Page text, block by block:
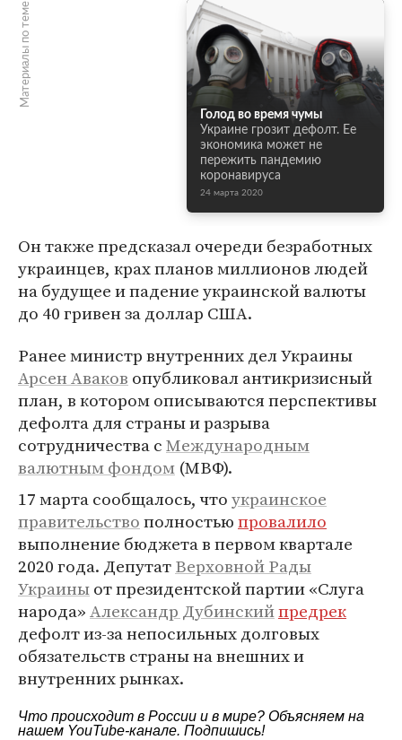
Материалы по теме
Голод во время чумы
Украине грозит дефолт. Ее
экономика может не
пережить пандемию
коронавируса
24 марта 2020
Он также предсказал очереди безработных
украинцев, крах планов миллионов людей
на будущее и падение украинской валюты
до 40 гривен за доллар США.
Ранее министр внутренних дел Украины
Арсен Аваков опубликовал антикризисный
план, в котором описываются перспективы
дефолта для страны и разрыва
сотрудничества сМеждународным
валютным фондом (МВФ).
17 марта сообщалось, чтоукраинское
правительствополностьюпровалило
выполнение бюджета в первом квартале
2020 года. ДепутатВерховной Рады
Украиныот президентской партии «Слуга
народа»Александр Дубинскийпредрек
дефолт из-за непосильных долговых
обязательств страны на внешних и
внутренних рынках.
Что происходит в России и в мире? Объясняем на
нашем YouTube-канале. Подпишись!